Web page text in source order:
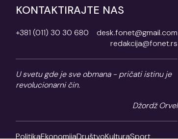
KONTAKTIRAJTE NAS
+381 (011) 30 30 680
desk.fonet@gmail.com
redakcija@fonet.rs
U svetu gde je sve obmana - pričati istinu je
revolucionarni čin.
Džordž Orvel
PolitikaEkonomijaDruštvoKulturaSport